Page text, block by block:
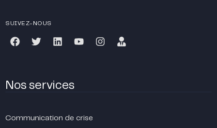
SUIVEZ-NOUS
Nos services
Communication de crise